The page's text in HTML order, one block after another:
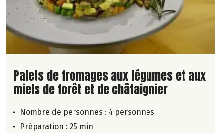
Lire la suite de la recette
Palets de fromages aux légumes et aux
miels de forêt et de châtaignier
Nombre de personnes : 4 personnes
Préparation : 25 min